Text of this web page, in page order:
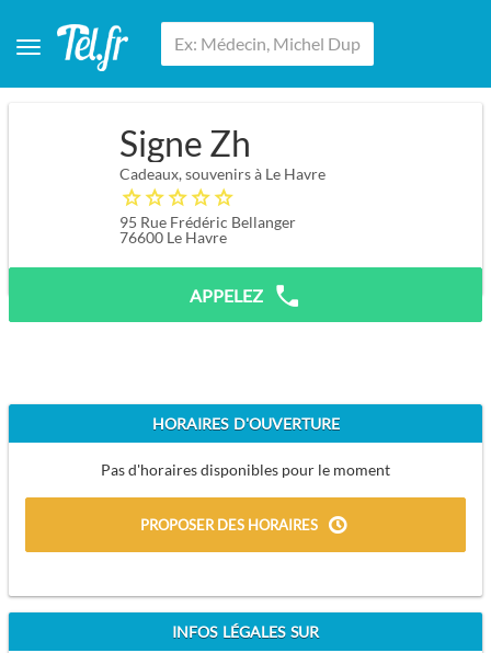
Signe Zh
Cadeaux, souvenirs à Le Havre
95 Rue Frédéric Bellanger
76600 Le Havre
APPELEZ
HORAIRES D'OUVERTURE
Pas d'horaires disponibles pour le moment
PROPOSER DES HORAIRES
INFOS LÉGALES SUR